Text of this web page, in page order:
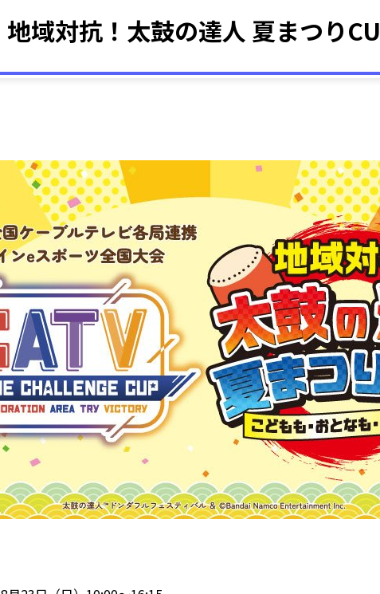
地域対抗！太鼓の達人 夏まつり